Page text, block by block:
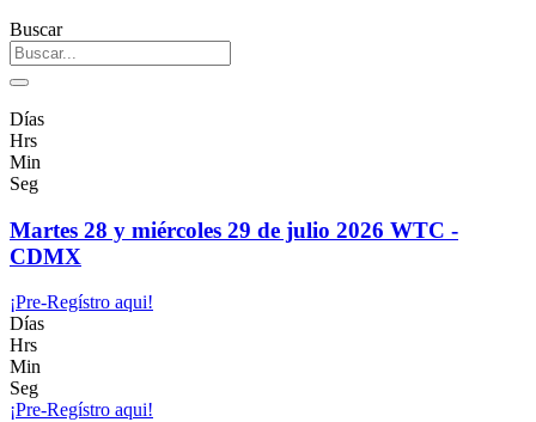
Buscar
Días
Hrs
Min
Seg
Martes 28 y miércoles 29 de julio 2026 WTC -
CDMX
¡Pre-Regístro aqui!
Días
Hrs
Min
Seg
¡Pre-Regístro aqui!